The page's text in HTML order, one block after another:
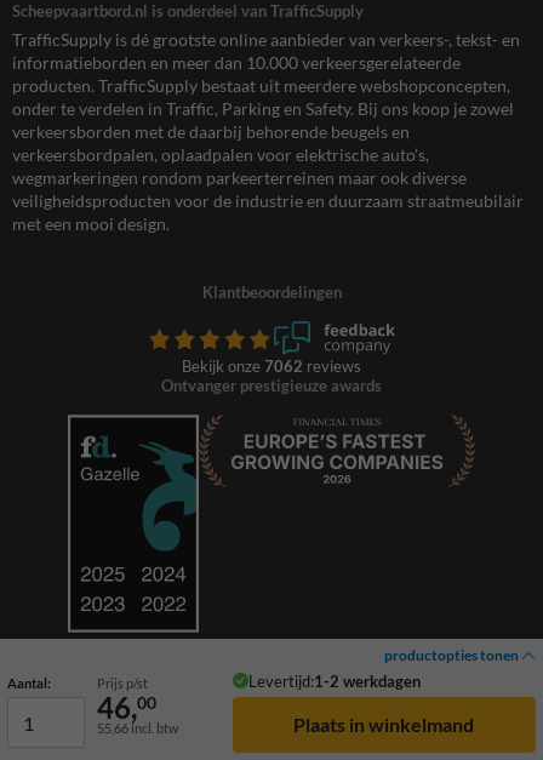
productopties tonen
Aantal: Prijs p/st Levertijd:1-2 werkdagen
46,00
55,66 incl. btw
Scheepvaartbord.nl is onderdeel van TrafficSupply
TrafficSupply is dé grootste online aanbieder van verkeers-, tekst- en
informatieborden en meer dan 10.000 verkeersgerelateerde
producten. TrafficSupply bestaat uit meerdere webshopconcepten,
onder te verdelen in Traffic, Parking en Safety. Bij ons koop je zowel
verkeersborden met de daarbij behorende beugels en
verkeersbordpalen, oplaadpalen voor elektrische auto’s,
wegmarkeringen rondom parkeerterreinen maar ook diverse
veiligheidsproducten voor de industrie en duurzaam straatmeubilair
met een mooi design.
Klantbeoordelingen
Bekijk onze 7062 reviews
Ontvanger prestigieuze awards
© 2026 TrafficSupply. Alle rechten voorbehouden.